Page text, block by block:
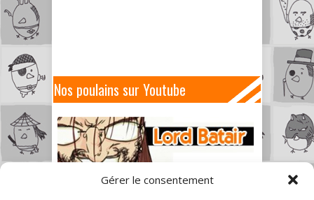
Gérer le consentement
Nos poulains sur Youtube